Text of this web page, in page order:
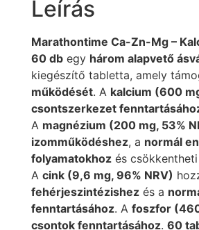
Leírás
Marathontime Ca-Zn-Mg –
60 db egy három alapvető
kiegészítő tabletta, amely
működését. A kalcium (600
csontszerkezet
A magnézium (200 mg, 53%
izomműködéshez, a normál
folyamatokhoz és
A cink (9,6 mg, 96% NRV)
fehérjeszintézishez és a
fenntartásához. A foszfor
csontok fenntartásához. 60